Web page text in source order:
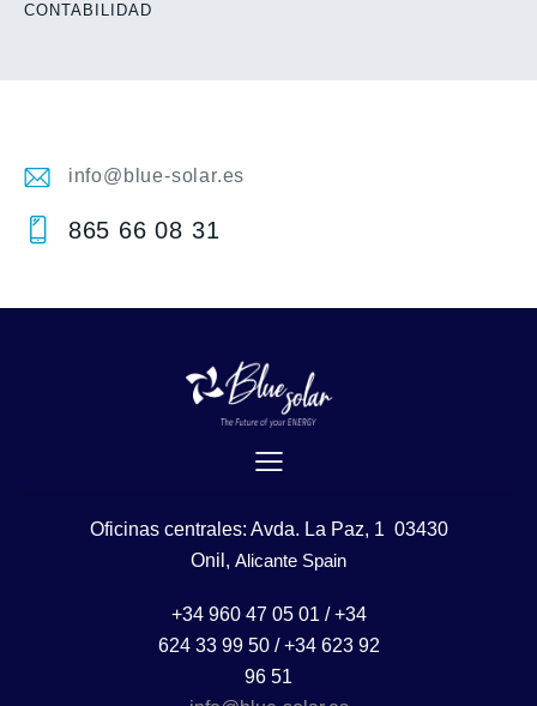
CONTABILIDAD
E-
m
:
info@blue-solar.es
865 66 08 31
Oficinas centrales: Avda. La Paz, 1 03430
Onil, Alicante Spain
+34 960 47 05 01 / +34
624 33 99 50 / +34 623 92
96 51